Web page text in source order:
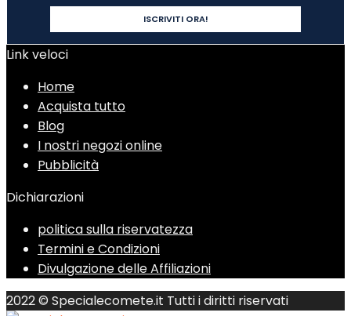
Link veloci
Home
Acquista tutto
Blog
I nostri negozi online
Pubblicità
Dichiarazioni
politica sulla riservatezza
Termini e Condizioni
Divulgazione delle Affiliazioni
2022 © Specialecomete.it Tutti i diritti riservati